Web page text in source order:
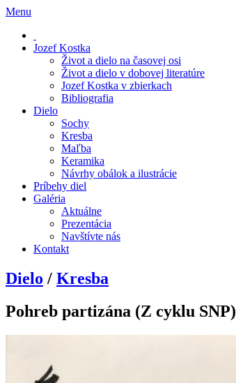
Menu
Jozef Kostka
Život a dielo na časovej osi
Život a dielo v dobovej literatúre
Jozef Kostka v zbierkach
Bibliografia
Dielo
Sochy
Kresba
Maľba
Keramika
Návrhy obálok a ilustrácie
Príbehy diel
Galéria
Aktuálne
Prezentácia
Navštívte nás
Kontakt
Dielo / Kresba
Pohreb partizána (Z cyklu SNP)